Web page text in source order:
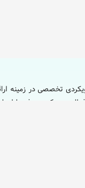
تخصصی در زمینه
می‌کند. هدف ما